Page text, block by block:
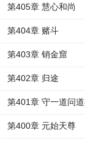
第405章 慧心和尚
第404章 赌斗
第403章 销金窟
第402章 归途
第401章 守一道问
第400章 元始天尊